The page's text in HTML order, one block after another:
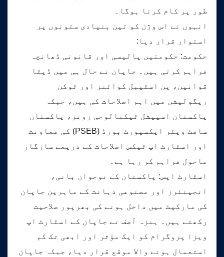
طور پر کام کرنا ہوگا۔
انہوں نے اس وژن کو تین بنیادی ستونوں پر
استوار قرار دیا:
حکومت: حکومتیں پالیسی اور قانونی ڈھانچہ
فراہم کرتی ہیں۔ جاپان نے حال ہی میں ڈیٹا
قوانین، ین اسٹیبل کوائنز اور ٹوکن
ریگولیشن میں اہم اصلاحات کی ہیں، جبکہ
پاکستان اسپیشل ٹیکنالوجی زونز، پاکستان
سافٹ ویئر ایکسپورٹ بورڈ (PSEB) کی معاونت
اور اسٹارٹ اپ ٹیکس اصلاحات کے ذریعے سازگار
ماحول فراہم کر رہا ہے۔
اسٹارٹ اپس: پاکستان کے نوجوان بانی،
انجینئرز اور مصنوعی ذہانت کے ماہرین جاپان
کی مارکیٹ میں داخل ہونے کی بھرپور صلاحیت
رکھتے ہیں۔ ہنزہ آصف نے جاپان کے اسٹارٹ اپ
ویزا پروگرام کو ایک مؤثر اور ابھی تک کم
استعمال ہونے والا موقع قرار دیا، جبکہ جاپان